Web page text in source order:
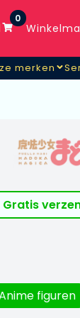
0
merken
Gratis
figuren